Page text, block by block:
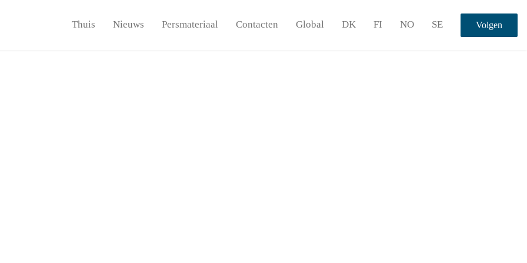
Thuis Nieuws Persmateriaal Contacten Global DK FI NO SE Volgen